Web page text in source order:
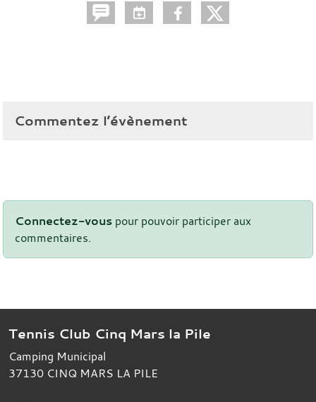
Commentez l’évènement
Connectez-vous pour pouvoir participer aux
commentaires.
Tennis Club Cinq Mars la Pile
Camping Municipal
37130 CINQ MARS LA PILE